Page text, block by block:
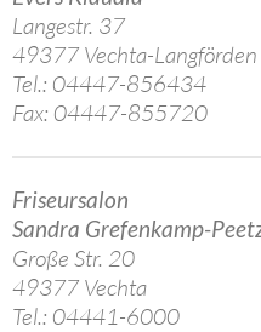
Langestr. 37
49377 Vechta-Langförden
Tel.: 04447-856434
Fax: 04447-855720
Friseursalon
Sandra Grefenkamp-
Große Str. 20
49377 Vechta
Tel.: 04441-6000